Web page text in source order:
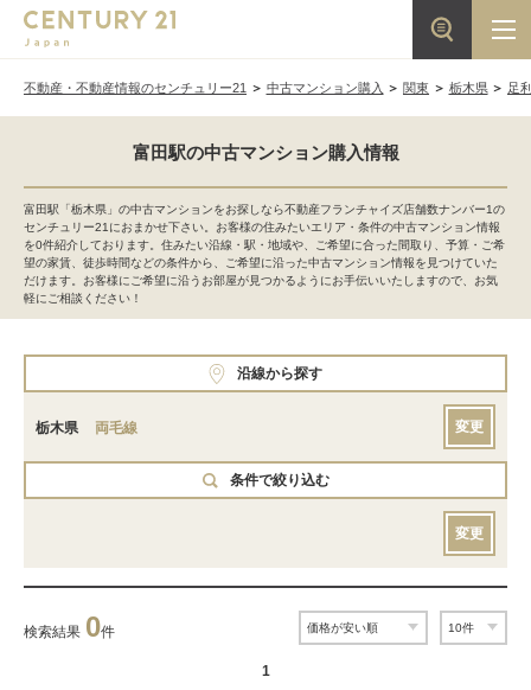
不動産・不動産情報のセンチュリー21 中古マンション購入 関東 栃木県 足
富田駅の中古マンション購入情報
富田駅「栃木県」の中古マンションをお探しなら不動産フランチャイズ店舗数ナンバー1の
センチュリー21におまかせ下さい。お客様の住みたいエリア・条件の中古マンション情報
を0件紹介しております。住みたい沿線・駅・地域や、ご希望に合った間取り、予算・ご希
望の家賃、徒歩時間などの条件から、ご希望に沿った中古マンション情報を見つけていた
だけます。お客様にご希望に沿うお部屋が見つかるようにお手伝いいたしますので、お気
軽にご相談ください！
沿線から探す
栃木県 両毛線 変更
条件で絞り込む
変更
検索結果 0件
1